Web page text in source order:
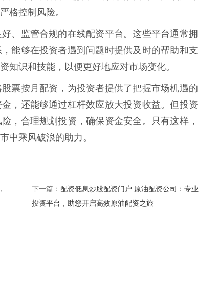
格控制风险。
、监管合规的在线配资平台。这些平台通常拥
能够在投资者遇到问题时提供及时的帮助和支
知识和技能，以便更好地应对市场变化。
票按月配资，为投资者提供了把握市场机遇的
，还能够通过杠杆效应放大投资收益。但投资
，合理规划投资，确保资金安全。只有这样，
中乘风破浪的助力。
下一篇： 配资低息炒股配资门户 原油配资公司：专业
投资平台，助您开启高效原油配资之旅